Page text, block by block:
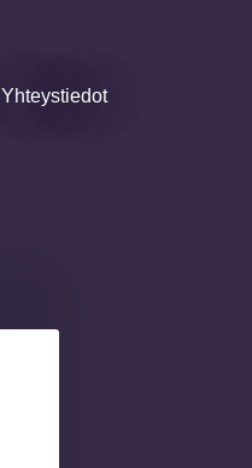
Yhteystiedot